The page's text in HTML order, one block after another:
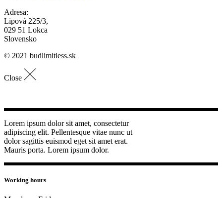
Adresa:
Lipová 225/3,
029 51 Lokca
Slovensko
© 2021 budlimitless.sk
Close
Lorem ipsum dolor sit amet, consectetur
adipiscing elit. Pellentesque vitae nunc ut
dolor sagittis euismod eget sit amet erat.
Mauris porta. Lorem ipsum dolor.
Working hours